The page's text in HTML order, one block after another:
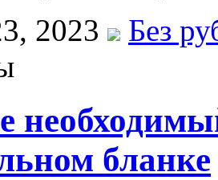
2023
Без
бланке